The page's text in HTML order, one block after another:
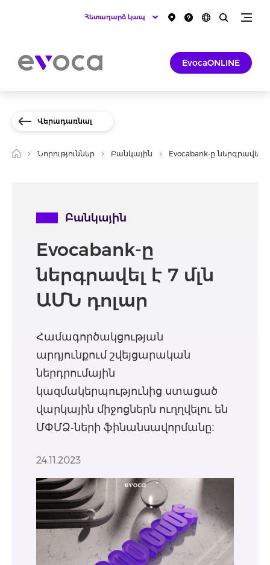
Հետադարձ կապ
EvocaONLINE
Վերադառնալ
Նորություններ Բանկային Evocabank-ը ներգրավել
Բանկային
Evocabank-ը
ներգրավել է 7 մլն
ԱՄՆ դոլար
Համագործակցության
արդյունքում շվեյցարական
ներդրումային
կազմակերպությունից ստացած
վարկային միջոցներն ուղղվելու են
ՄՓՄՁ-ների ֆինանսավորմանը:
24.11.2023